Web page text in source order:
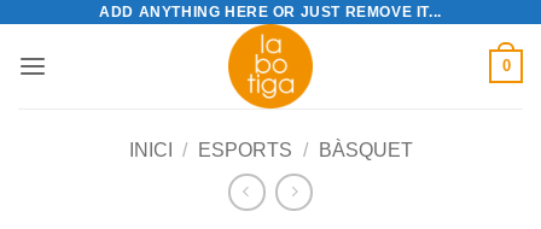
content
ADD ANYTHING HERE OR JUST REMOVE IT...
0
INICI / ESPORTS / BÀSQUET